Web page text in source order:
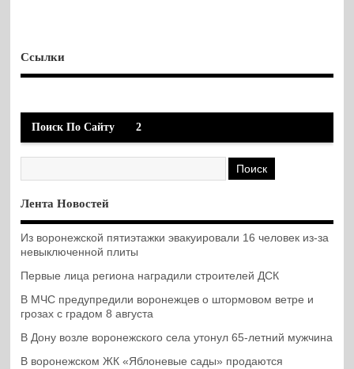
Ссылки
Поиск По Сайту 2
Лента Новостей
Из воронежской пятиэтажки эвакуировали 16 человек из-за
невыключенной плиты
Первые лица региона наградили строителей ДСК
В МЧС предупредили воронежцев о штормовом ветре и
грозах с градом 8 августа
В Дону возле воронежского села утонул 65-летний мужчина
В воронежском ЖК «Яблоневые сады» продаются